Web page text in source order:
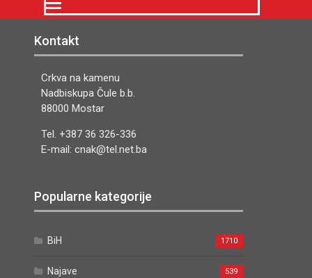
Kontakt
Crkva na kamenu
Nadbiskupa Čule b.b.
88000 Mostar
Tel. +387 36 326-336
E-mail: cnak@tel.net.ba
Popularne kategorije
BiH 1710
Najave 539